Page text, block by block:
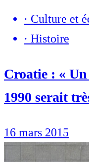
· Culture et
· Histoire
Croatie : «
1990 serait
16 mars 2015